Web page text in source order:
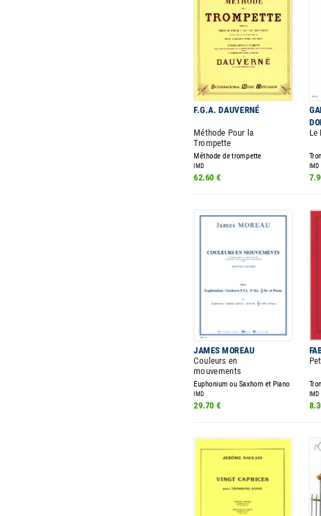
F.G.A. DAUVERNÉ
Méthode Pour la
Trompette
Le
Méthode de trompette
IMD IMD
62.60 €
JAMES MOREAU
Couleurs en
mouvements
Euphonium ou Saxhorn et Piano
IMD IMD
29.70 €